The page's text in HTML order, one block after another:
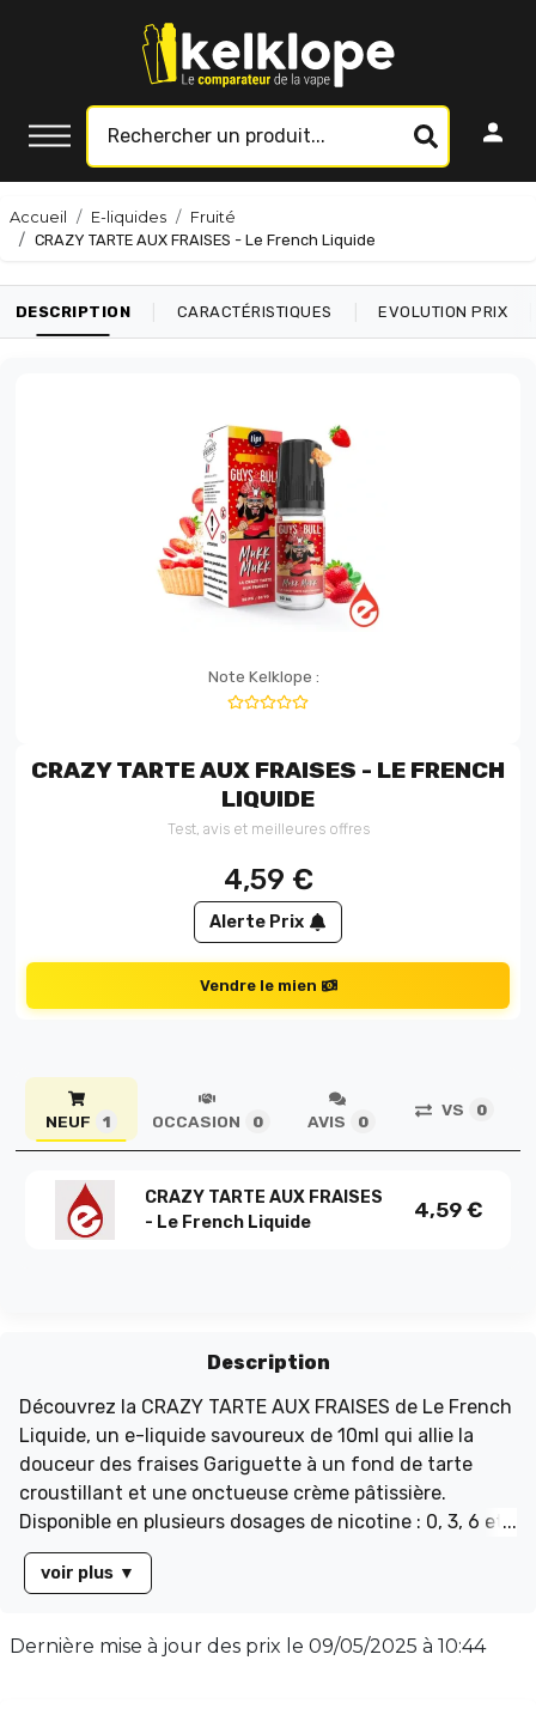
Accueil E-liquides
Fruité
CRAZY TARTE AUX FRAISES - Le French Liquide
DESCRIPTION CARACTÉRISTIQUES EVOLUTION PRIX
Note Kelklope :
CRAZY TARTE AUX FRAISES - LE FRENCH
LIQUIDE
Test, avis et meilleures offres
4,59 €
Alerte Prix
Vendre le mien
NEUF 1 OCCASION 0 AVIS 0
VS 0
CRAZY TARTE AUX FRAISES
- Le French Liquide
4,59 €
Description
Découvrez la CRAZY TARTE AUX FRAISES de Le French
Liquide, un e-liquide savoureux de 10ml qui allie la
douceur des fraises Gariguette à un fond de tarte
croustillant et une onctueuse crème pâtissière.
Disponible en plusieurs dosages de nicotine : 0, 3, 6 et
11 mg/ml, ce produit est parfait pour les amateurs de
desserts fruités. Chaque flacon de 10ml est équipé
tranquillité. Fabriqué en France, CRAZY TARTE AUX
voir plus ▼
Dernière mise à jour des prix le 09/05/2025 à 10:44